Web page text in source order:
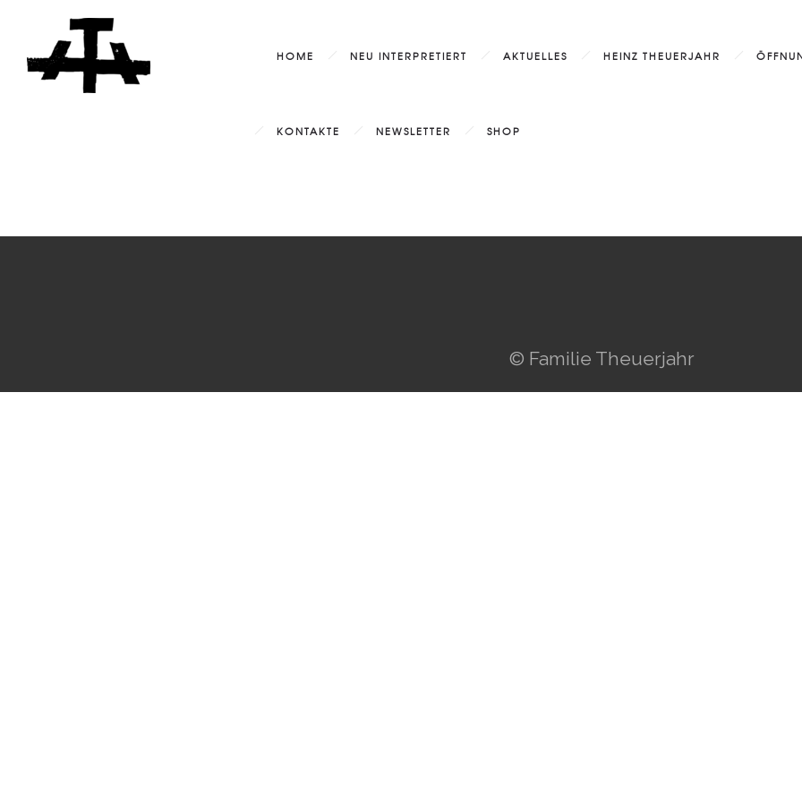
HOME NEU INTERPRETIERT AKTUELLES HEINZ THEUERJAHR
KONTAKTE NEWSLETTER SHOP
© Familie Theuerjahr